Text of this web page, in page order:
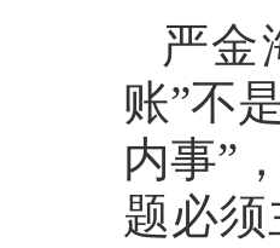
严金
账”不
内事”
题必